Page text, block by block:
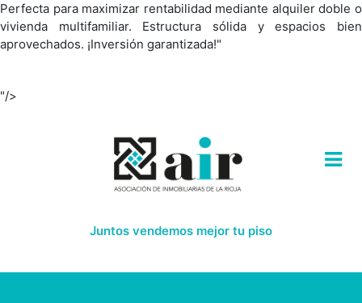
Perfecta para maximizar rentabilidad mediante alquiler doble o
vivienda multifamiliar. Estructura sólida y espacios bien
aprovechados. ¡Inversión garantizada!"
"/>
Juntos vendemos mejor tu piso